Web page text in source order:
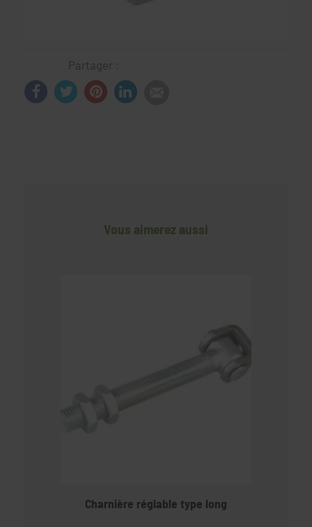
Partager :
Vous aimerez aussi
Charnière réglable type long